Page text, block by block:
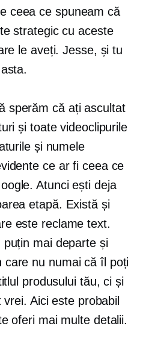
ceea ce spuneam că
strategic cu aceste
le aveți. Jesse, și tu
sperăm că ați ascultat
și toate videoclipurile
și numele
ce ar fi ceea ce
Atunci ești deja
etapă. Există și
este reclame text.
mai departe și
nu numai că îl poți
produsului tău, ci și
Aici este probabil
oferi mai multe detalii.